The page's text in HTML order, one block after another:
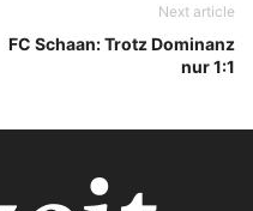
Next article
FC Schaan: Trotz Dominanz
nur 1:1